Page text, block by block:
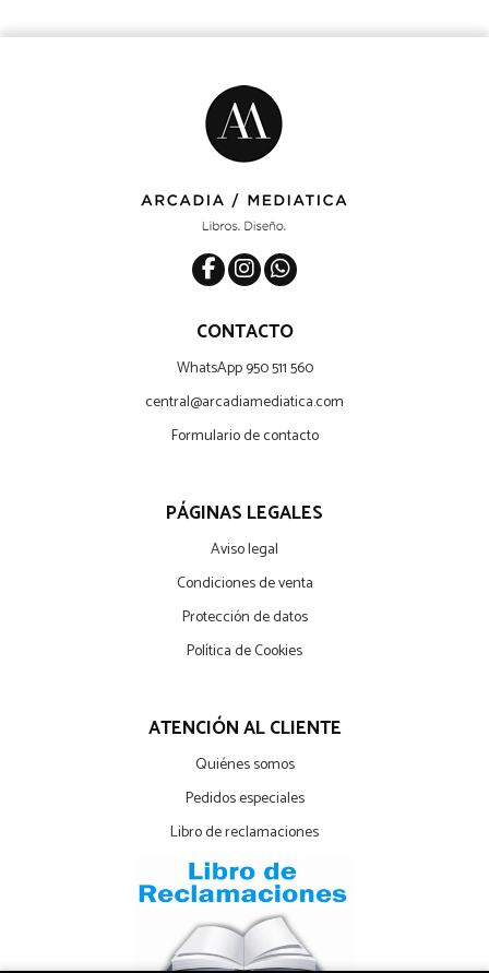
CONTACTO
WhatsApp 950 511 560
central@arcadiamediatica.com
Formulario de contacto
PÁGINAS LEGALES
Aviso legal
Condiciones de venta
Protección de datos
Política de Cookies
ATENCIÓN AL CLIENTE
Quiénes somos
Pedidos especiales
Libro de reclamaciones